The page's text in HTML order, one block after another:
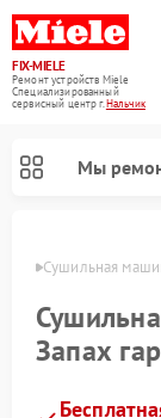
FIX-MIELE
Ремонт устройств Miele
Специализированный
cервисный центр г.Нальчик
Мы
Сушильная
Запах